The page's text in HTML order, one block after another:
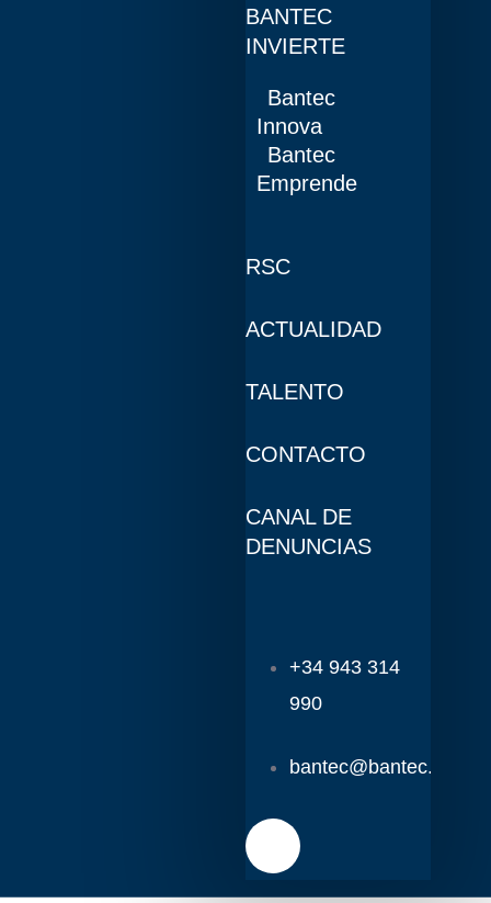
BANTEC
INVIERTE
Bantec
Innova
Bantec
Emprende
RSC
ACTUALIDAD
TALENTO
CONTACTO
CANAL DE
DENUNCIAS
+34 943 314
990
bantec@bantec.es